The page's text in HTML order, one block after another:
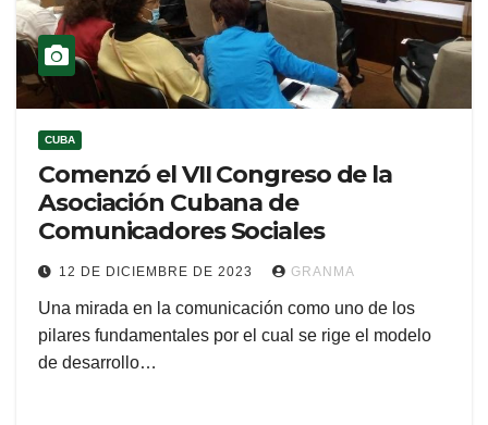
CUBA
Comenzó el VII Congreso de la
Asociación Cubana de
Comunicadores Sociales
12 DE DICIEMBRE DE 2023 GRANMA
Una mirada en la comunicación como uno de los
pilares fundamentales por el cual se rige el modelo
de desarrollo…